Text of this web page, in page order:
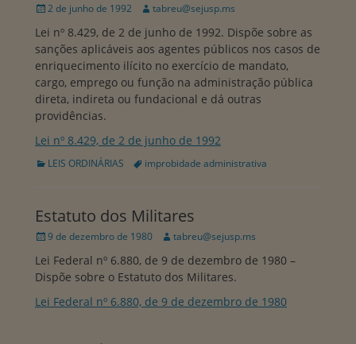
Publicado
2 de junho de 1992 Autor:
tabreu@sejusp.ms
Lei nº 8.429, de 2 de junho de 1992. Dispõe sobre as
sanções aplicáveis aos agentes públicos nos casos de
enriquecimento ilícito no exercício de mandato,
cargo, emprego ou função na administração pública
direta, indireta ou fundacional e dá outras
providências.
Lei nº 8.429, de 2 de junho de 1992
Categorias:
LEIS ORDINÁRIAS Tags:improbidade administrativa
Estatuto dos Militares
Publicado
9 de dezembro de 1980 Autor:
tabreu@sejusp.ms
Lei Federal nº 6.880, de 9 de dezembro de 1980 –
Dispõe sobre o Estatuto dos Militares.
Lei Federal nº 6.880, de 9 de dezembro de 1980